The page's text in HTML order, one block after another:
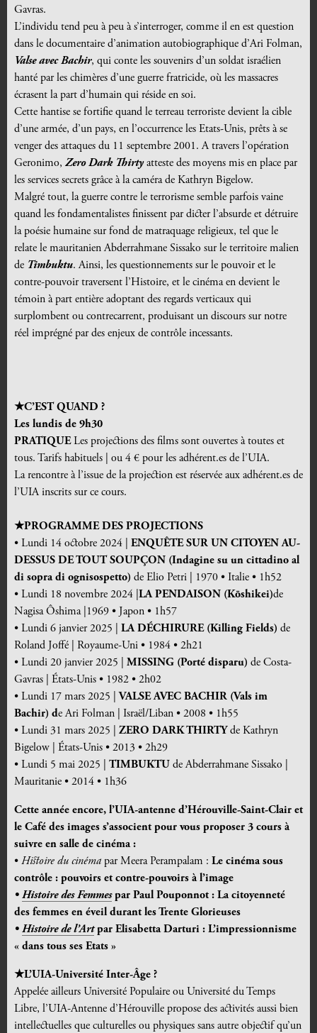
Gavras.
L’individu tend peu à peu à s’interroger, comme il en est question
dans le documentaire d’animation autobiographique d’Ari Folman,
Valse avec Bachir, qui conte les souvenirs d’un soldat israélien
hanté par les chimères d’une guerre fratricide, où les massacres
écrasent la part d’humain qui réside en soi.
Cette hantise se fortifie quand le terreau terroriste devient la cible
d’une armée, d’un pays, en l’occurrence les Etats-Unis, prêts à se
venger des attaques du 11 septembre 2001. A travers l’opération
Geronimo, Zero Dark Thirtyatteste des moyens mis en place par
les services secrets grâce à la caméra de Kathryn Bigelow.
Malgré tout, la guerre contre le terrorisme semble parfois vaine
quand les fondamentalistes finissent par dicter l’absurde et détruire
la poésie humaine sur fond de matraquage religieux, tel que le
relate le mauritanien Abderrahmane Sissako sur le territoire malien
de Timbuktu. Ainsi, les questionnements sur le pouvoir et le
contre-pouvoir traversent l’Histoire, et le cinéma en devient le
témoin à part entière adoptant des regards verticaux qui
surplombent ou contrecarrent, produisant un discours sur notre
réel imprégné par des enjeux de contrôle incessants.
★C’EST QUAND ?
Les lundis de 9h30
PRATIQUELes projections des films sont ouvertes à toutes et
tous. Tarifs habituels | ou 4 € pour les adhérent.es de l’UIA.
La rencontre à l’issue de la projection est réservée aux adhérent.es de
l’UIA inscrits sur ce cours.
★PROGRAMME DES PROJECTIONS
• Lundi 14 octobre 2024 | ENQUÊTE SUR UN CITOYEN AU-
DESSUS DE TOUT SOUPÇON (Indagine su un cittadino al
di sopra di ognisospetto) de Elio Petri | 1970 • Italie • 1h52
• Lundi 18 novembre 2024 | LA PENDAISON (Kōshikei)de
Nagisa Ôshima |1969 • Japon • 1h57
• Lundi 6 janvier 2025 | LA DÉCHIRURE (Killing Fields) de
Roland Joffé | Royaume-Uni • 1984 • 2h21
• Lundi 20 janvier 2025 | MISSING (Porté disparu) de Costa-
Gavras | États-Unis • 1982 • 2h02
• Lundi 17 mars 2025 | VALSE AVEC BACHIR (Vals im
Bachir) de Ari Folman | Israël/Liban • 2008 • 1h55
• Lundi 31 mars 2025 | ZERO DARK THIRTY de Kathryn
Bigelow | États-Unis • 2013 • 2h29
• Lundi 5 mai 2025 | TIMBUKTU de Abderrahmane Sissako |
Mauritanie • 2014 • 1h36
Cette année encore, l’UIA-antenne d’Hérouville-Saint-Clair et
le Café des images s’associent pour vous proposer 3 cours à
suivre en salle de cinéma :
• Histoire du cinéma par Meera Perampalam : Le cinéma sous
contrôle : pouvoirs et contre-pouvoirs à l’image
• Histoire des Femmes par Paul Pouponnot : La citoyenneté
des femmes en éveil durant les Trente Glorieuses
• Histoire de l’Art par Elisabetta Darturi : L’impressionnisme
« dans tous ses Etats »
★L’UIA-Université Inter-Âge ?
Appelée ailleurs Université Populaire ou Université du Temps
Libre, l’UIA-Antenne d’Hérouville propose des activités aussi bien
intellectuelles que culturelles ou physiques sans autre objectif qu’un